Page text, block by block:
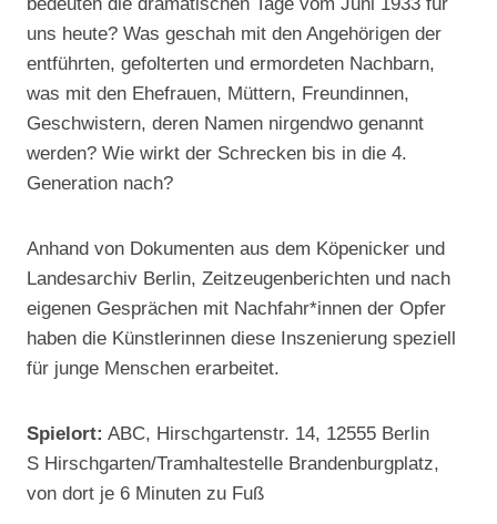
uns heute? Was geschah mit den Angehörigen der
entführten, gefolterten und ermordeten Nachbarn,
was mit den Ehefrauen, Müttern, Freundinnen,
Geschwistern, deren Namen nirgendwo genannt
werden? Wie wirkt der Schrecken bis in die 4.
Generation nach?
Anhand von Dokumenten aus dem Köpenicker und
Landesarchiv Berlin, Zeitzeugenberichten und nach
eigenen Gesprächen mit Nachfahr*innen der Opfer
haben die Künstlerinnen diese Inszenierung speziell
für junge Menschen erarbeitet.
Spielort: ABC, Hirschgartenstr. 14, 12555 Berlin
S Hirschgarten/Tramhaltestelle Brandenburgplatz,
von dort je 6 Minuten zu Fuß